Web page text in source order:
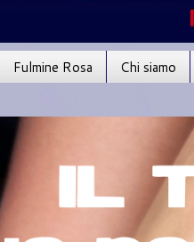
Fulmine Rosa Chi siamo